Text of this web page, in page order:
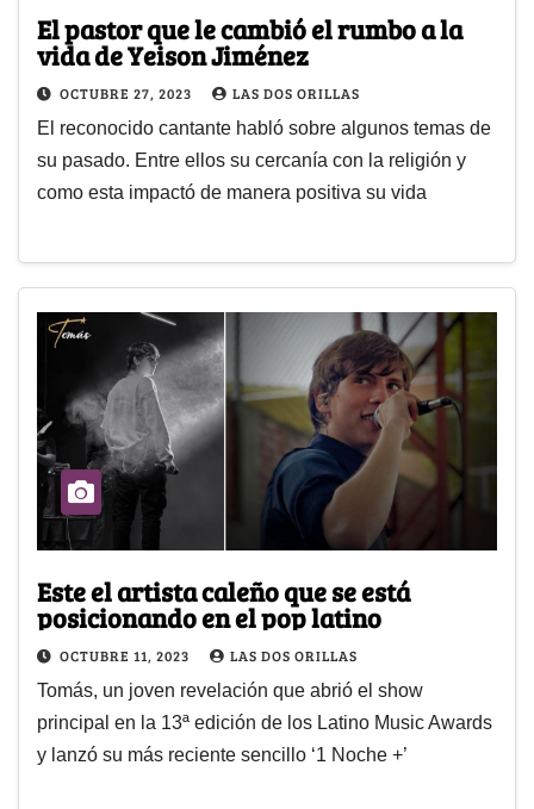
El pastor que le cambió el rumbo a la
vida de Yeison Jiménez
OCTUBRE 27, 2023 LAS DOS ORILLAS
El reconocido cantante habló sobre algunos temas de
su pasado. Entre ellos su cercanía con la religión y
como esta impactó de manera positiva su vida
Este el artista caleño que se está
posicionando en el pop latino
OCTUBRE 11, 2023 LAS DOS ORILLAS
Tomás, un joven revelación que abrió el show
principal en la 13ª edición de los Latino Music Awards
y lanzó su más reciente sencillo ‘1 Noche +’